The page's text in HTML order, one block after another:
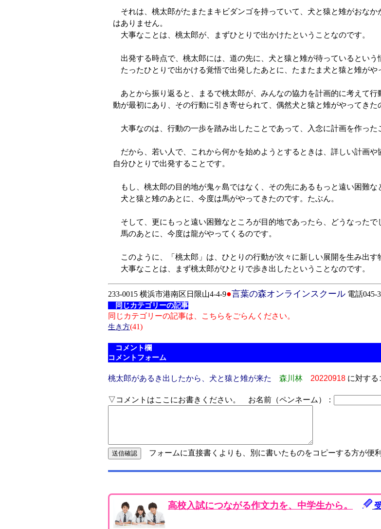
それは、桃太郎がたまたまキビダンゴを持っていて、犬と猿と雉がおな
はありません。
大事なことは、桃太郎が、まずひとりで出かけたということなのです。
出発する時点で、桃太郎には、道の先に、犬と猿と雉が待っているという
たったひとりで出かける覚悟で出発したあとに、たまたま犬と猿と雉がや
あとから振り返ると、まるで桃太郎が、みんなの協力を計画的に考えて
動が最初にあり、その行動に引き寄せられて、偶然犬と猿と雉がやってきた
大事なのは、行動の一歩を踏み出したことであって、入念に計画を作った
だから、若い人で、これから何かを始めようとするときは、詳しい計画
自分ひとりで出発することです。
もし、桃太郎の目的地が鬼ヶ島ではなく、その先にあるもっと遠い困難な
犬と猿と雉のあとに、今度は馬がやってきたのです。たぶん。
そして、更にもっと遠い困難なところが目的地であったら、どうなったで
馬のあとに、今度は龍がやってくるのです。
このように、「桃太郎」は、ひとりの行動が次々に新しい展開を生み出す
大事なことは、まず桃太郎がひとりで歩き出したということなのです。
233-0015 横浜市港南区日限山4-4-9●言葉の森オンラインスクール 電話045-
同じカテゴリーの記事
同じカテゴリーの記事は、こちらをごらんください。
生き方(41)
コメント欄
コメントフォーム
桃太郎があるき出したから、犬と猿と雉が来た 森川林 20220918 に対する
▽コメントはここにお書きください。 お名前（ペンネーム）：
フォームに直接書くよりも、別に書いたものをコピーする方が便利
高校入試につながる作文力を、中学生から。